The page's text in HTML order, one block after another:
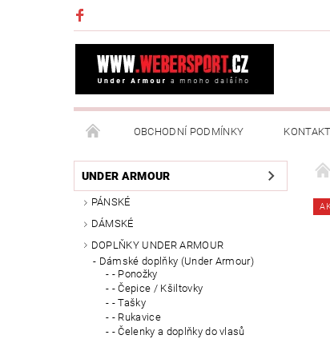
OBCHODNÍ PODMÍNKY
NAPIŠTE NÁM MOJE OBJEDNÁVKA
UNDER ARMOUR
PÁNSKÉ
DÁMSKÉ
DOPLŇKY UNDER ARMOUR
Dámské doplňky (Under Armour)
- Ponožky
- Čepice / Kšiltovky
- Tašky
- Rukavice
- Čelenky a doplňky do vlasů